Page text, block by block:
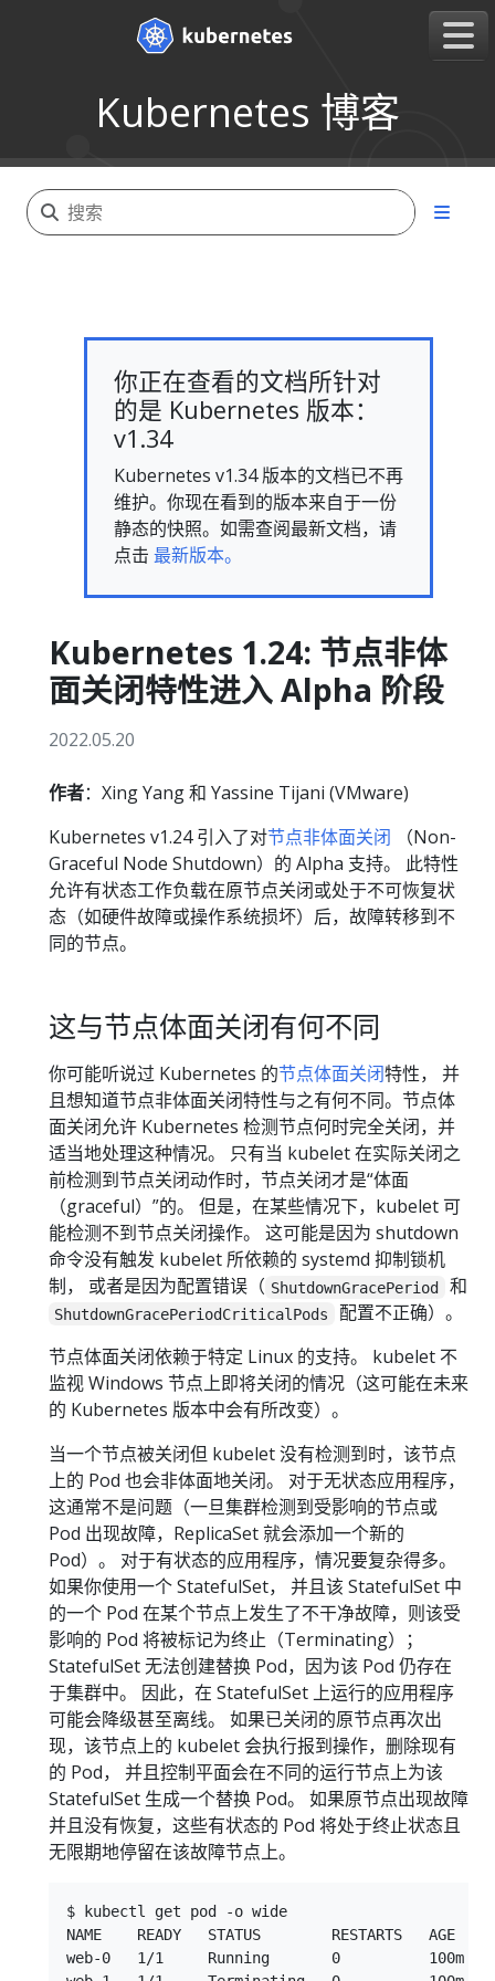
Kubernetes 博客
你正在查看的文档所针对
的是 Kubernetes 版本：
v1.34
Kubernetes v1.34 版本的文档已不再
维护。你现在看到的版本来自于一份
静态的快照。如需查阅最新文档，请
点击 最新版本。
Kubernetes 1.24: 节点非体
面关闭特性进入 Alpha 阶段
2022.05.20
作者：Xing Yang 和 Yassine Tijani (VMware)
Kubernetes v1.24 引入了对节点非体面关闭 （Non-
Graceful Node Shutdown）的 Alpha 支持。 此特性
允许有状态工作负载在原节点关闭或处于不可恢复状
态（如硬件故障或操作系统损坏）后，故障转移到不
同的节点。
这与节点体面关闭有何不同
你可能听说过 Kubernetes 的节点体面关闭特性， 并
且想知道节点非体面关闭特性与之有何不同。节点体
面关闭允许 Kubernetes 检测节点何时完全关闭，并
适当地处理这种情况。 只有当 kubelet 在实际关闭之
前检测到节点关闭动作时，节点关闭才是“体面
（graceful）”的。 但是，在某些情况下，kubelet 可
能检测不到节点关闭操作。 这可能是因为 shutdown
命令没有触发 kubelet 所依赖的 systemd 抑制锁机
制， 或者是因为配置错误（ ShutdownGracePeriod 和
ShutdownGracePeriodCriticalPods
配置不正确）。
节点体面关闭依赖于特定 Linux 的支持。 kubelet 不
监视 Windows 节点上即将关闭的情况（这可能在未来
的 Kubernetes 版本中会有所改变）。
当一个节点被关闭但 kubelet 没有检测到时，该节点
上的 Pod 也会非体面地关闭。 对于无状态应用程序，
这通常不是问题（一旦集群检测到受影响的节点或
Pod 出现故障，ReplicaSet 就会添加一个新的
Pod）。 对于有状态的应用程序，情况要复杂得多。
如果你使用一个 StatefulSet， 并且该 StatefulSet 中
的一个 Pod 在某个节点上发生了不干净故障，则该受
影响的 Pod 将被标记为终止（Terminating）；
StatefulSet 无法创建替换 Pod，因为该 Pod 仍存在
于集群中。 因此，在 StatefulSet 上运行的应用程序
可能会降级甚至离线。 如果已关闭的原节点再次出
现，该节点上的 kubelet 会执行报到操作，删除现有
的 Pod， 并且控制平面会在不同的运行节点上为该
StatefulSet 生成一个替换 Pod。 如果原节点出现故障
并且没有恢复，这些有状态的 Pod 将处于终止状态且
无限期地停留在该故障节点上。
$ kubectl get pod -o wide
NAME    READY   STATUS        RESTARTS
web-0   1/1     Running       0          100m